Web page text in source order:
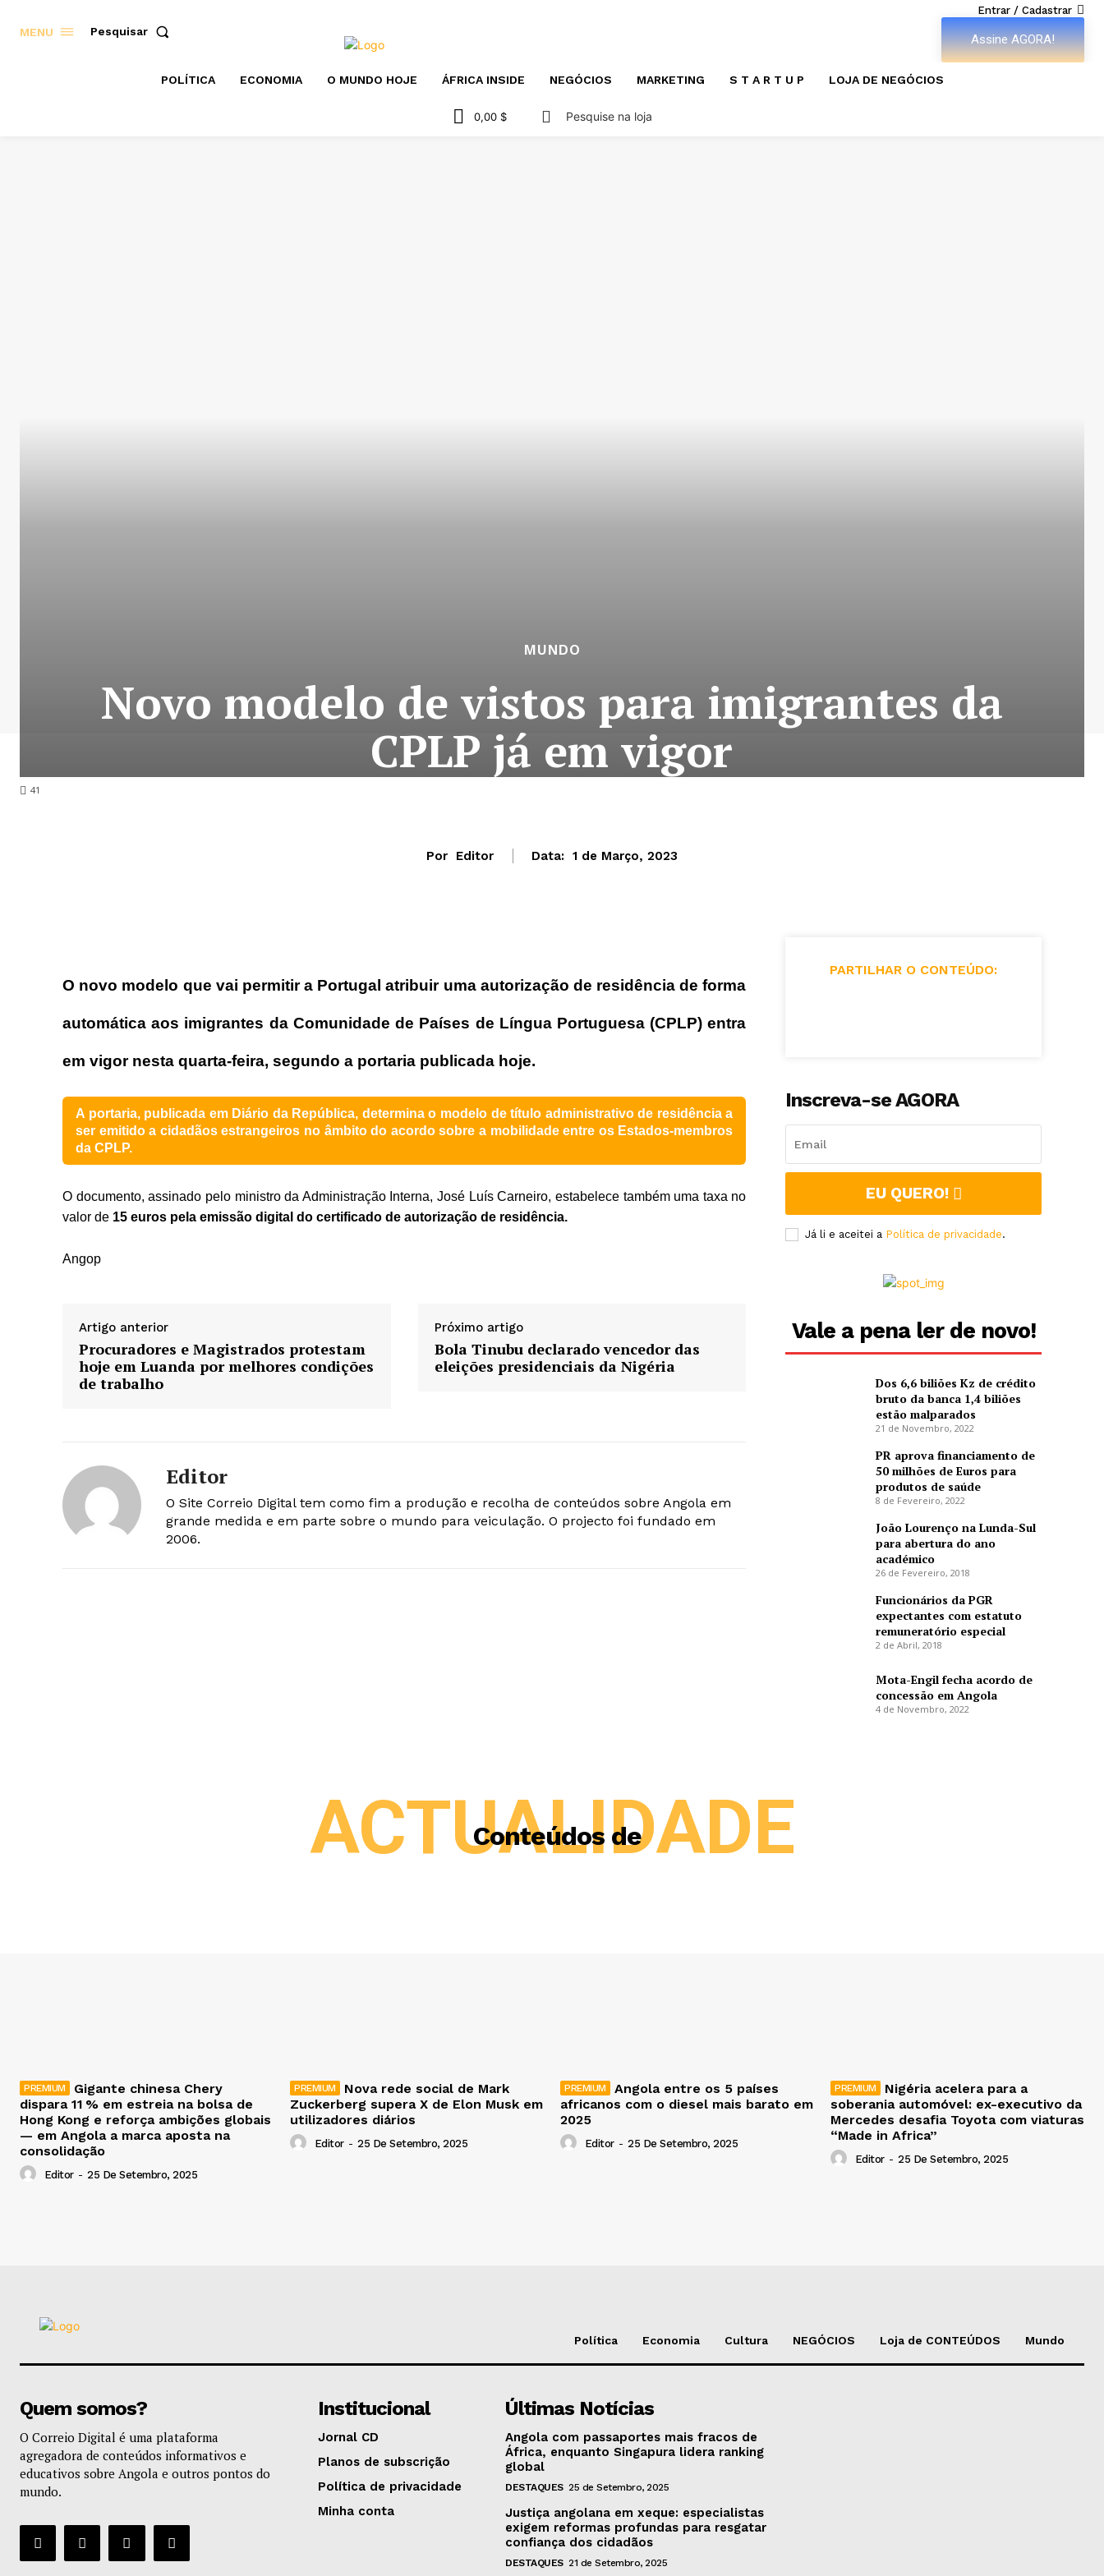
MENU Pesquisar
Entrar / Cadastrar
Assine AGORA!
POLÍTICA ECONOMIA O MUNDO HOJE ÁFRICA INSIDE NEGÓCIOS MARKETING S T A R T U P LOJA DE NEGÓCIOS
0,00 $ Pesquise na loja
41
MUNDO
Novo modelo de vistos para imigrantes da
CPLP já em vigor
Por Editor Data: 1 de Março, 2023
O novo modelo que vai permitir a Portugal atribuir uma autorização de residência de forma
automática aos imigrantes da Comunidade de Países de Língua Portuguesa (CPLP) entra
em vigor nesta quarta-feira, segundo a portaria publicada hoje.
A portaria, publicada em Diário da República, determina o modelo de título administrativo de residência a
ser emitido a cidadãos estrangeiros no âmbito do acordo sobre a mobilidade entre os Estados-membros
da CPLP.
O documento, assinado pelo ministro da Administração Interna, José Luís Carneiro, estabelece também uma taxa no
valor de 15 euros pela emissão digital do certificado de autorização de residência.
Angop
Artigo anterior
Procuradores e Magistrados protestam
hoje em Luanda por melhores condições
de trabalho
Próximo artigo
Bola Tinubu declarado vencedor das
eleições presidenciais da Nigéria
Editor
O Site Correio Digital tem como fim a produção e recolha de conteúdos sobre Angola em
grande medida e em parte sobre o mundo para veiculação. O projecto foi fundado em
2006.
PARTILHAR O CONTEÚDO:
Inscreva-se AGORA
EU QUERO!
Já li e aceitei a Política de privacidade.
Vale a pena ler de novo!
Dos 6,6 biliões Kz de crédito
bruto da banca 1,4 biliões
estão malparados
21 de Novembro, 2022
PR aprova financiamento de
50 milhões de Euros para
produtos de saúde
8 de Fevereiro, 2022
João Lourenço na Lunda-Sul
para abertura do ano
académico
26 de Fevereiro, 2018
Funcionários da PGR
expectantes com estatuto
remuneratório especial
2 de Abril, 2018
Mota-Engil fecha acordo de
concessão em Angola
4 de Novembro, 2022
Conteúdos de
ACTUALIDADE
Gigante chinesa Chery
dispara 11 % em estreia na bolsa de
Hong Kong e reforça ambições globais
— em Angola a marca aposta na
consolidação
Editor - 25 De Setembro, 2025
Nova rede social de Mark
Zuckerberg supera X de Elon Musk em
utilizadores diários
Editor - 25 De Setembro, 2025
Angola entre os 5 países
africanos com o diesel mais barato em
2025
Editor - 25 De Setembro, 2025
Nigéria acelera para a
soberania automóvel: ex-executivo da
Mercedes desafia Toyota com viaturas
“Made in Africa”
Editor - 25 De Setembro, 2025
Política Economia Cultura NEGÓCIOS Loja de CONTEÚDOS Mundo
Quem somos?
O Correio Digital é uma plataforma
agregadora de conteúdos informativos e
educativos sobre Angola e outros pontos do
mundo.
Institucional
Jornal CD
Planos de subscrição
Política de privacidade
Minha conta
Últimas Notícias
Angola com passaportes mais fracos de
África, enquanto Singapura lidera ranking
global
DESTAQUES 25 de Setembro, 2025
Justiça angolana em xeque: especialistas
exigem reformas profundas para resgatar
confiança dos cidadãos
DESTAQUES 21 de Setembro, 2025